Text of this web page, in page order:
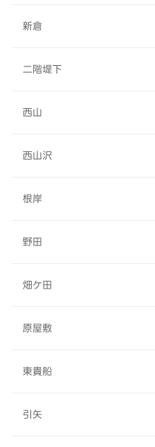
新倉
二階堤下
西山
西山沢
根岸
野田
畑ケ田
原屋敷
東貴船
引矢